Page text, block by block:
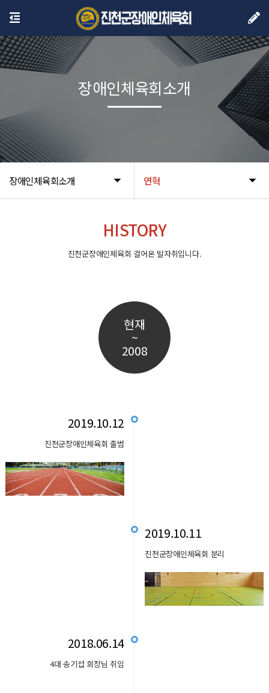
장애인체육회소개 연혁
장애인체육회소개
HISTORY
진천군장애인체육회 걸어온 발자취입니다.
현재
~
2008
2019.10.12
진천군장애인체육회 출범
2019.10.11
진천군장애인체육회 분리
2018.06.14
4대 송기섭 회장님 취임